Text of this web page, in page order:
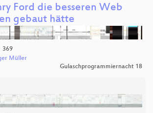
Ford die besseren Web
gebaut hätte
369
Müller
Gulaschprogrammiernacht 18